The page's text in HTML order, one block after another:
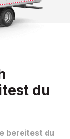
du
bereitest du